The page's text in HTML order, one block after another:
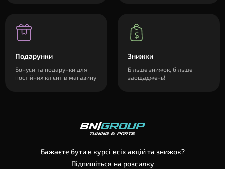
Подарунки
Бонуси та подарунки для
постійних клієнтів магазину
Знижки
Більше знижок, більше
заощаджень!
Бажаєте бути в курсі всіх акцій та знижок?
Підпишіться на розсилку